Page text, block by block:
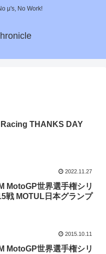
μ's, No Work!
THANKS DAY
2022.11.27
MotoGP世界選手権シリ
戦 MOTUL日本グランプ
2015.10.11
MotoGP世界選手権シリ